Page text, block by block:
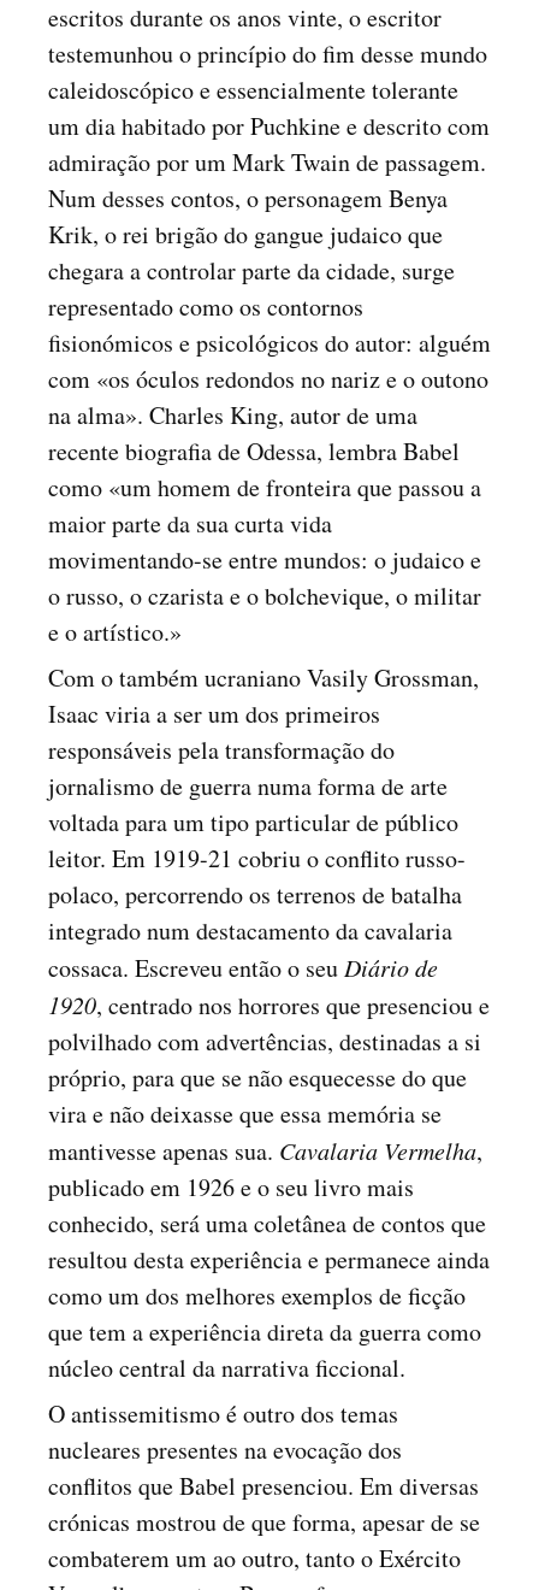
escritos durante os anos vinte, o escritor
testemunhou o princípio do fim desse mundo
caleidoscópico e essencialmente tolerante
um dia habitado por Puchkine e descrito com
admiração por um Mark Twain de passagem.
Num desses contos, o personagem Benya
Krik, o rei brigão do gangue judaico que
chegara a controlar parte da cidade, surge
representado como os contornos
fisionómicos e psicológicos do autor: alguém
com «os óculos redondos no nariz e o outono
na alma». Charles King, autor de uma
recente biografia de Odessa, lembra Babel
como «um homem de fronteira que passou a
maior parte da sua curta vida
movimentando-se entre mundos: o judaico e
o russo, o czarista e o bolchevique, o militar
e o artístico.»
Com o também ucraniano Vasily Grossman,
Isaac viria a ser um dos primeiros
responsáveis pela transformação do
jornalismo de guerra numa forma de arte
voltada para um tipo particular de público
leitor. Em 1919-21 cobriu o conflito russo-
polaco, percorrendo os terrenos de batalha
integrado num destacamento da cavalaria
cossaca. Escreveu então o seuDiário de
1920, centrado nos horrores que presenciou e
polvilhado com advertências, destinadas a si
próprio, para que se não esquecesse do que
vira e não deixasse que essa memória se
mantivesse apenas sua. Cavalaria Vermelha,
publicado em 1926 e o seu livro mais
conhecido, será uma coletânea de contos que
resultou desta experiência e permanece ainda
como um dos melhores exemplos de ficção
que tem a experiência direta da guerra como
núcleo central da narrativa ficcional.
O antissemitismo é outro dos temas
nucleares presentes na evocação dos
conflitos que Babel presenciou. Em diversas
crónicas mostrou de que forma, apesar de se
combaterem um ao outro, tanto o Exército